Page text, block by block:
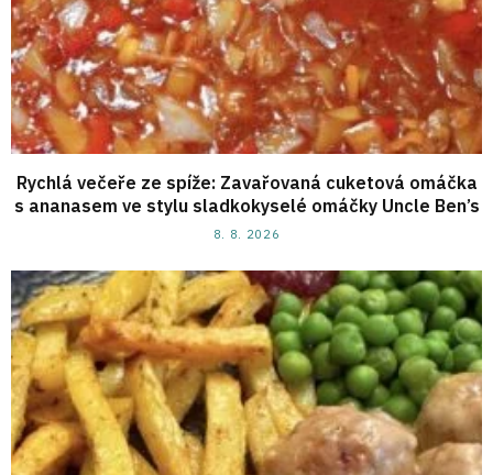
Rychlá večeře ze spíže: Zavařovaná cuketová omáčka
s ananasem ve stylu sladkokyselé omáčky Uncle Ben’s
8. 8. 2026